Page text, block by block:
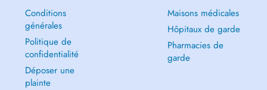
Conditions
générales
Politique de
confidentialité
Déposer une
plainte
Maisons médicales
Hôpitaux de garde
Pharmacies de
garde